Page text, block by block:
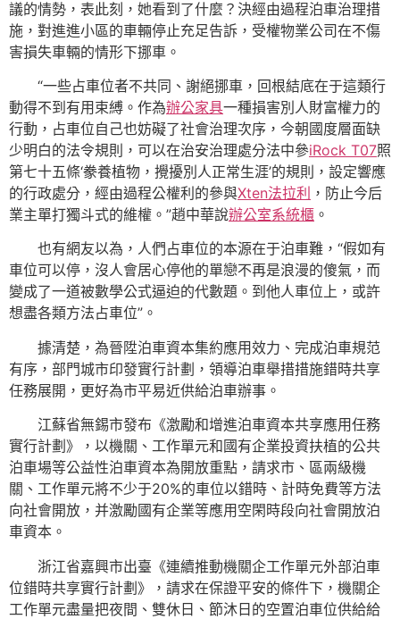
議的情勢，表此刻，她看到了什麼？決經由過程泊車治理措
施，對進進小區的車輛停止充足告訴，受權物業公司在不傷
害損失車輛的情形下挪車。
“一些占車位者不共同、謝絕挪車，回根結底在于這類行
動得不到有用束縛。作為辦公家具一種損害別人財富權力的
行動，占車位自己也妨礙了社會治理次序，今朝國度層面缺
少明白的法令規則，可以在治安治理處分法中參iRock T07照
第七十五條‘豢養植物，攪擾別人正常生涯’的規則，設定響應
的行政處分，經由過程公權利的參與Xten法拉利 ，防止今后
業主單打獨斗式的維權。”趙中華說辦公室系統櫃 。
也有網友以為，人們占車位的本源在于泊車難，“假如有
車位可以停，沒人會居心停他的單戀不再是浪漫的傻氣，而
變成了一道被數學公式逼迫的代數題。到他人車位上，或許
想盡各類方法占車位”。
據清楚，為晉陞泊車資本集約應用效力、完成泊車規范
有序，部門城市印發實行計劃，領導泊車舉措措施錯時共享
任務展開，更好為市平易近供給泊車辦事。
江蘇省無錫市發布《激勵和增進泊車資本共享應用任務
實行計劃》，以機關、工作單元和國有企業投資扶植的公共
泊車場等公益性泊車資本為開放重點，請求市、區兩級機
關、工作單元將不少于20%的車位以錯時、計時免費等方法
向社會開放，并激勵國有企業等應用空閑時段向社會開放泊
車資本。
浙江省嘉興市出臺《連續推動機關企工作單元外部泊車
位錯時共享實行計劃》，請求在保證平安的條件下，機關企
工作單元盡量把夜間、雙休日、節沐日的空置泊車位供給給